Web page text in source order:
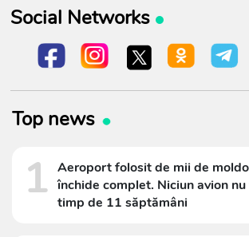
Social Networks
Top news
1 Aeroport folosit de mii de
închide complet. Niciun avion nu
timp de 11 săptămâni